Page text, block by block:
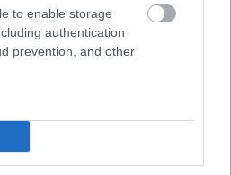
to enable storage
authentication
prevention, and other
tartozó ...
webáruház
•2019. június 15.
Autószállítás éjjel -